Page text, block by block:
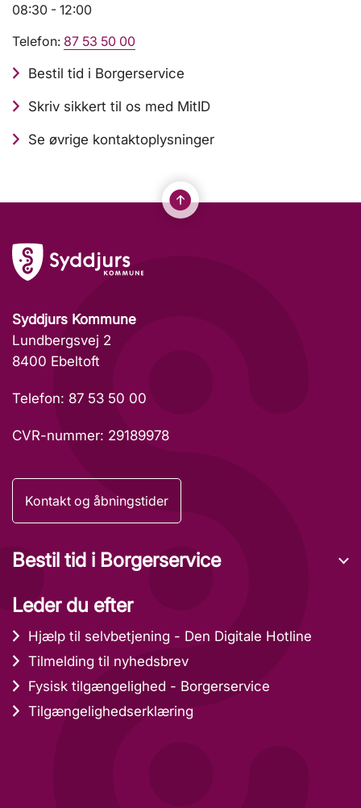
08:30 - 12:00
Telefon: 87 53 50 00
Bestil tid i Borgerservice
Skriv sikkert til os med MitID
Se øvrige kontaktoplysninger
Syddjurs Kommune
Lundbergsvej 2
8400 Ebeltoft
Telefon: 87 53 50 00
CVR-nummer: 29189978
Kontakt og åbningstider
Bestil tid i Borgerservice
Leder du efter
Hjælp til selvbetjening - Den Digitale Hotline
Tilmelding til nyhedsbrev
Fysisk tilgængelighed - Borgerservice
Tilgængelighedserklæring